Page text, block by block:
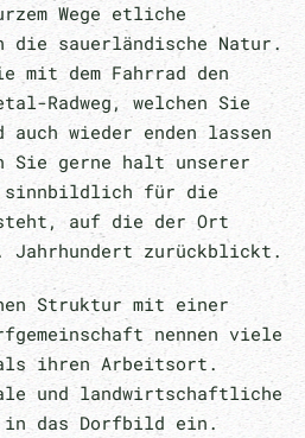
Wege etliche
die sauerländische Natur.
mit dem Fahrrad den
Radweg, welchen Sie
auch wieder enden lassen
Sie gerne halt unserer
sinnbildlich für die
steht, auf die der Ort
Jahrhundert zurückblickt.
Struktur mit einer
nennen viele
als ihren Arbeitsort.
und landwirtschaftliche
in das Dorfbild ein.